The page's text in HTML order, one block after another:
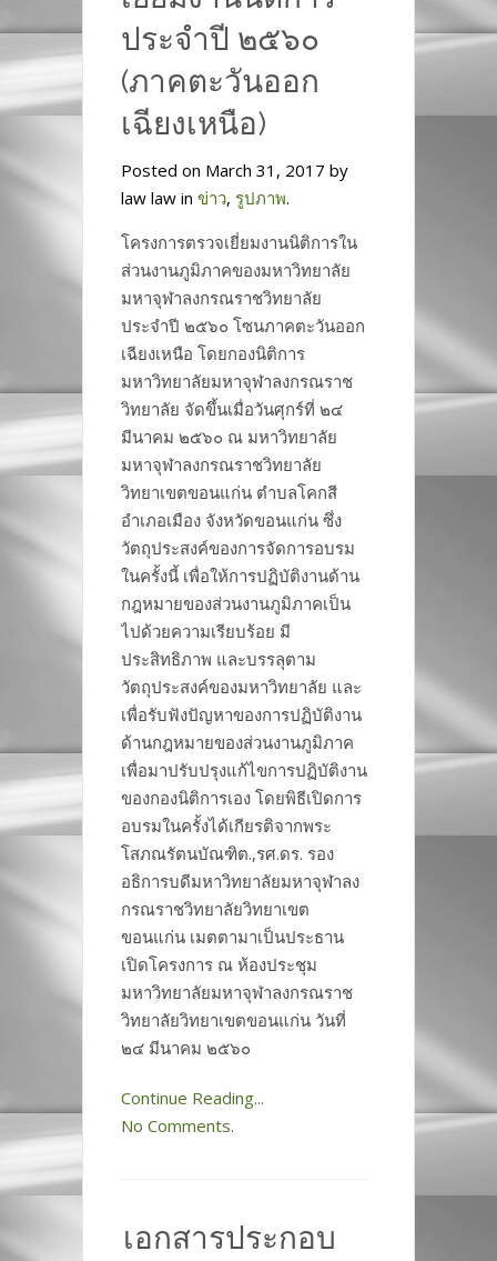
ประจำปี ๒๕๖๐
(ภาคตะวันออก
เฉียงเหนือ)
Posted on March 31, 2017 by
law law in ข่าว, รูปภาพ.
โครงการตรวจเยี่ยมงานนิติการใน
ส่วนงานภูมิภาคของมหาวิทยาลัย
มหาจุฬาลงกรณราชวิทยาลัย
ประจำปี ๒๕๖๐ โซนภาคตะวันออก
เฉียงเหนือ โดยกองนิติการ
มหาวิทยาลัยมหาจุฬาลงกรณราช
วิทยาลัย จัดขึ้นเมื่อวันศุกร์ที่ ๒๔
มีนาคม ๒๕๖๐ ณ มหาวิทยาลัย
มหาจุฬาลงกรณราชวิทยาลัย
วิทยาเขตขอนแก่น ตำบลโคกสี
อำเภอเมือง จังหวัดขอนแก่น ซึ่ง
วัตถุประสงค์ของการจัดการอบรม
ในครั้งนี้ เพื่อให้การปฏิบัติงานด้าน
กฎหมายของส่วนงานภูมิภาคเป็น
ไปด้วยความเรียบร้อย มี
ประสิทธิภาพ และบรรลุตาม
วัตถุประสงค์ของมหาวิทยาลัย และ
เพื่อรับฟังปัญหาของการปฏิบัติงาน
ด้านกฎหมายของส่วนงานภูมิภาค
เพื่อมาปรับปรุงแก้ไขการปฏิบัติงาน
ของกองนิติการเอง โดยพิธีเปิดการ
อบรมในครั้งได้เกียรติจากพระ
โสภณรัตนบัณฑิต.,รศ.ดร. รอง
อธิการบดีมหาวิทยาลัยมหาจุฬาลง
กรณราชวิทยาลัยวิทยาเขต
ขอนแก่น เมตตามาเป็นประธาน
เปิดโครงการ ณ ห้องประชุม
มหาวิทยาลัยมหาจุฬาลงกรณราช
วิทยาลัยวิทยาเขตขอนแก่น วันที่
๒๔ มีนาคม ๒๕๖๐
Continue Reading...
No Comments.
เอกสารประกอบ